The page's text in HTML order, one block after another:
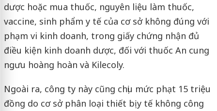
dược hoặc mua thuốc, nguyên liệu làm thuốc,
vaccine, sinh phẩm y tế của cơ sở không đúng với
phạm vi kinh doanh, trong giấy chứng nhận đủ
điều kiện kinh doanh dược, đối với thuốc An cung
ngưu hoàng hoàn và Kilecoly.
Ngoài ra, công ty này cũng chịu mức phạt 15 triệu
đồng do cơ sở phân loại thiết bị y tế không công